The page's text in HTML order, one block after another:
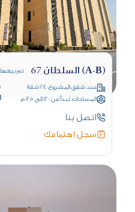
(A-B) السلطان 67 تم بيعها
عدد شقق المشروع: 24 شقة
المساحات: تبدأ من 120 الى 125 م
اتصل بنا
سجل اهتمامك